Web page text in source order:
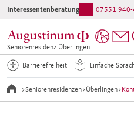
Seniorenresidenz Überlingen
Interessentenberatung: 07551 940-
Ihr direkter Kontakt ins Haus:
>Seniorenresidenzen> Überlingen>
Barrierefreiheit Einfache